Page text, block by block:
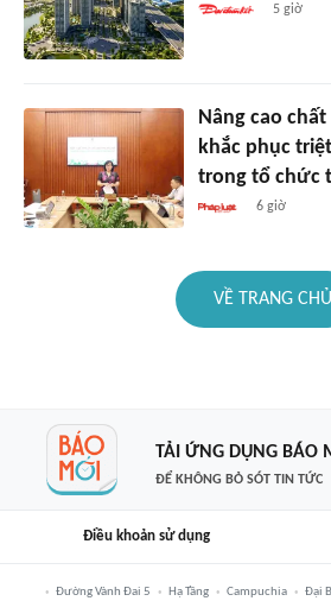
5 giờ
Nâng cao
khắc phục
trong tổ chức
6 giờ
VỀ TRANG CHỦ
TẢI ỨNG DỤNG BÁO
ĐỂ KHÔNG BỎ SÓT TIN TỨC
Điều khoản sử dụng
Đường Vành Đai 5 Hạ Tầng Campuchia Đại